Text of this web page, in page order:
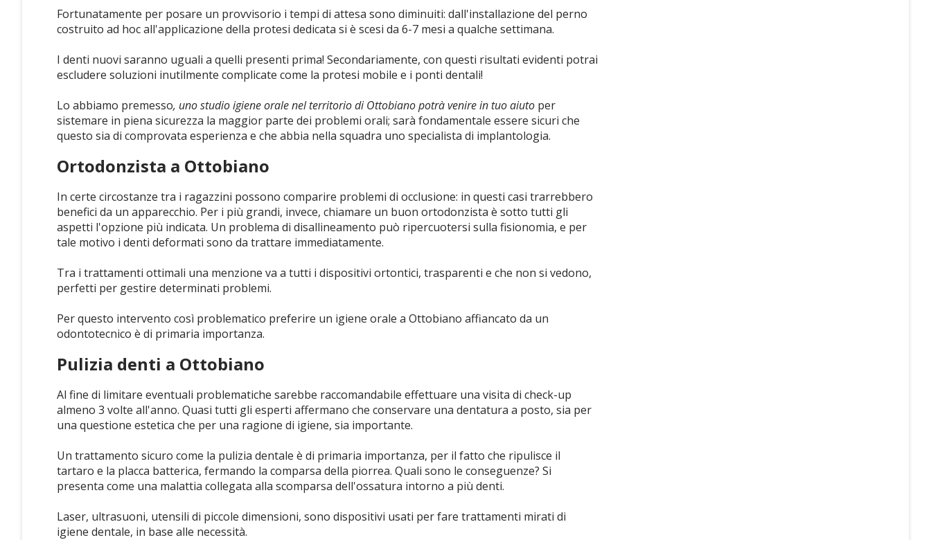
Fortunatamente per posare un provvisorio i tempi di attesa sono diminuiti: dall'installazione del perno
costruito ad hoc all'applicazione della protesi dedicata si è scesi da 6-7 mesi a qualche settimana.
I denti nuovi saranno uguali a quelli presenti prima! Secondariamente, con questi risultati evidenti potrai
escludere soluzioni inutilmente complicate come la protesi mobile e i ponti dentali!
Lo abbiamo premesso, uno studio igiene orale nel territorio di Ottobiano potrà venire in tuo aiuto per
sistemare in piena sicurezza la maggior parte dei problemi orali; sarà fondamentale essere sicuri che
questo sia di comprovata esperienza e che abbia nella squadra uno specialista di implantologia.
Ortodonzista a Ottobiano
In certe circostanze tra i ragazzini possono comparire problemi di occlusione: in questi casi trarrebbero
benefici da un apparecchio. Per i più grandi, invece, chiamare un buon ortodonzista è sotto tutti gli
aspetti l'opzione più indicata. Un problema di disallineamento può ripercuotersi sulla fisionomia, e per
tale motivo i denti deformati sono da trattare immediatamente.
Tra i trattamenti ottimali una menzione va a tutti i dispositivi ortontici, trasparenti e che non si vedono,
perfetti per gestire determinati problemi.
Per questo intervento così problematico preferire un igiene orale a Ottobiano affiancato da un
odontotecnico è di primaria importanza.
Pulizia denti a Ottobiano
Al fine di limitare eventuali problematiche sarebbe raccomandabile effettuare una visita di check-up
almeno 3 volte all'anno. Quasi tutti gli esperti affermano che conservare una dentatura a posto, sia per
una questione estetica che per una ragione di igiene, sia importante.
Un trattamento sicuro come la pulizia dentale è di primaria importanza, per il fatto che ripulisce il
tartaro e la placca batterica, fermando la comparsa della piorrea. Quali sono le conseguenze? Si
presenta come una malattia collegata alla scomparsa dell'ossatura intorno a più denti.
Laser, ultrasuoni, utensili di piccole dimensioni, sono dispositivi usati per fare trattamenti mirati di
igiene dentale, in base alle necessità.